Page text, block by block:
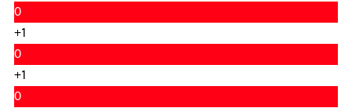
0
+1
0
+1
0